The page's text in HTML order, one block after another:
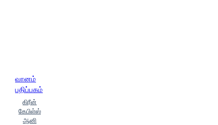
வானம்
பதிப்பகம்
கிரீன்
கேபிள்ஸ்
ஆனி